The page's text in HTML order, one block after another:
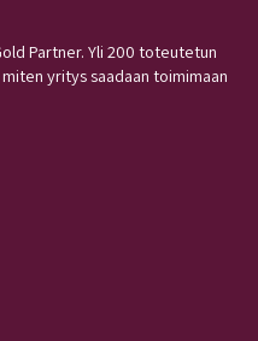
Partner. Yli 200 toteutetun
yritys saadaan toimimaan